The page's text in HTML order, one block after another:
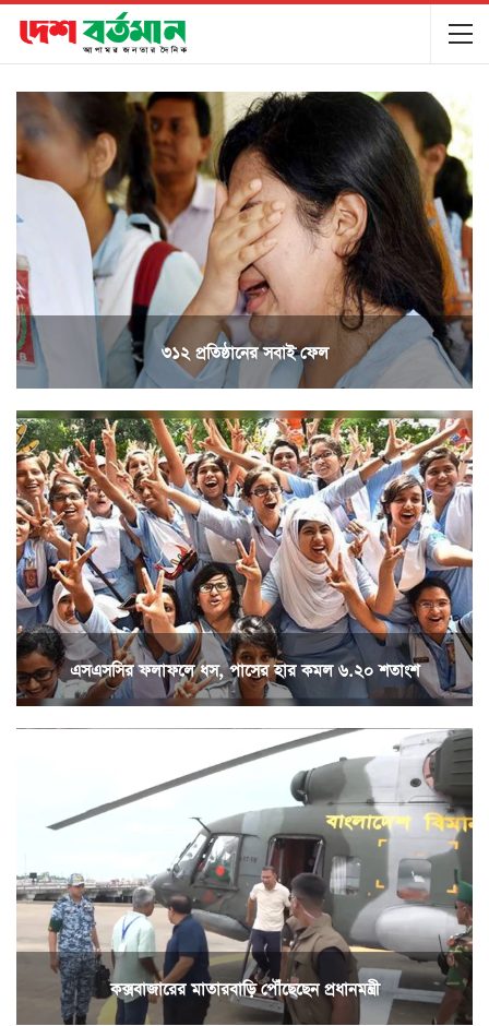
৩১২ প্রতিষ্ঠানের সবাই ফেল
এসএসসির ফলাফলে ধস, পাসের হার কমল ৬.২০ শতাংশ
কক্সবাজারের মাতারবাড়ি পৌঁছেছেন প্রধানমন্ত্রী